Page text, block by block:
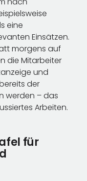
eine
Einsätzen.
morgens auf
die Mitarbeiter
und
der
werden – das
Arbeiten.
für